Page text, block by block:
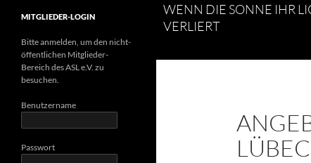
WENN DIE SONNE IHR
VERLIERT
MITGLIEDER-LOGIN
Bitte anmelden, um den nicht-
öffentlichen Mitglieder-
Bereich des ASL e.V. zu
besuchen.
Benutzername
Passwort